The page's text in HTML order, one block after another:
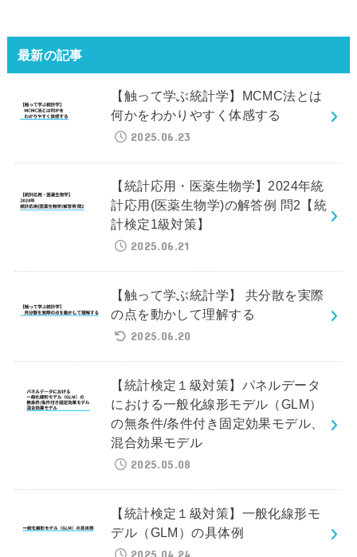
最新の記事
【触って学ぶ統計学】MCMC法とは
何かをわかりやすく体感する
2025.06.23
【統計応用・医薬生物学】2024年統
計応用(医薬生物学)の解答例 問2【統
計検定1級対策】
2025.06.21
【触って学ぶ統計学】 共分散を実際
の点を動かして理解する
2025.06.20
【統計検定１級対策】パネルデータ
における一般化線形モデル（GLM）
の無条件/条件付き固定効果モデル、
混合効果モデル
2025.05.08
【統計検定１級対策】一般化線形モ
デル（GLM）の具体例
2025.04.24